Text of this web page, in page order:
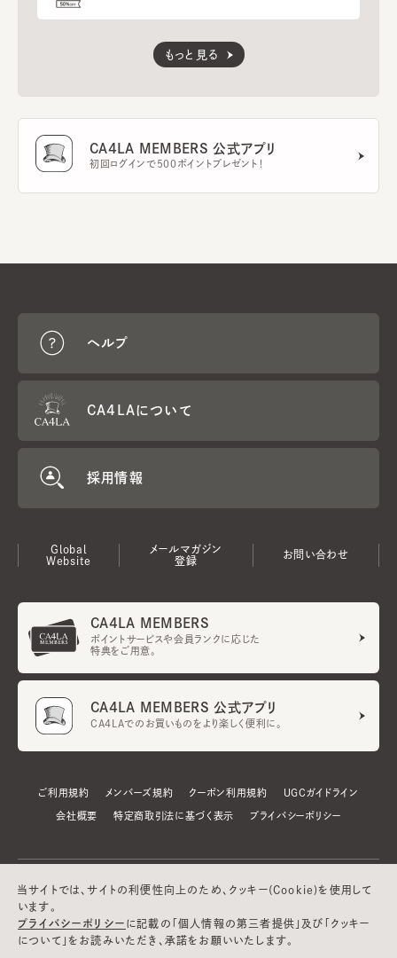
もっと見る
CA4LA MEMBERS 公式アプリ
初回ログインで500ポイントプレゼント！
ヘルプ
CA4LAについて
採用情報
Global
Website
メールマガジン
登録
お問い合わせ
CA4LA MEMBERS
ポイントサービスや会員ランクに応じた
特典をご用意。
CA4LA MEMBERS 公式アプリ
CA4LAでのお買いものをより楽しく便利に。
ご利用規約 メンバーズ規約 クーポン利用規約 UGCガイドライン
会社概要 特定商取引法に基づく表示 プライバシーポリシー
当サイトでは、サイトの利便性向上のため、クッキー(Cookie)を使用して
います。
プライバシーポリシー に記載の「個人情報の第三者提供」及び「クッキー
について」をお読みいただき、承諾をお願いいたします。